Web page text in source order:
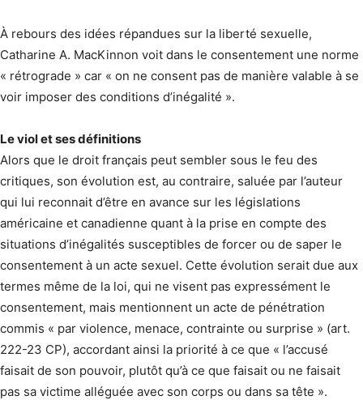
À rebours des idées répandues sur la liberté sexuelle,
Catharine A. MacKinnon voit dans le consentement une norme
« rétrograde » car « on ne consent pas de manière valable à se
voir imposer des conditions d’inégalité ».
Le viol et ses définitions
Alors que le droit français peut sembler sous le feu des
critiques, son évolution est, au contraire, saluée par l’auteur
qui lui reconnait d’être en avance sur les législations
américaine et canadienne quant à la prise en compte des
situations d’inégalités susceptibles de forcer ou de saper le
consentement à un acte sexuel. Cette évolution serait due aux
termes même de la loi, qui ne visent pas expressément le
consentement, mais mentionnent un acte de pénétration
commis « par violence, menace, contrainte ou surprise » (art.
222-23 CP), accordant ainsi la priorité à ce que « l’accusé
faisait de son pouvoir, plutôt qu’à ce que faisait ou ne faisait
pas sa victime alléguée avec son corps ou dans sa tête ».